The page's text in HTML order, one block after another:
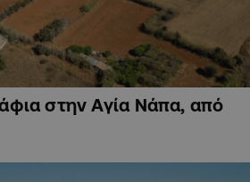
στην Αγία Νάπα, από